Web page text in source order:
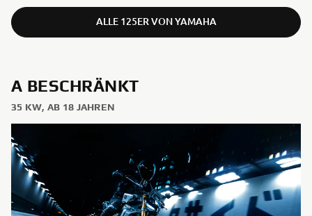
ALLE 125ER VON YAMAHA
A BESCHRÄNKT
35 KW, AB 18 JAHREN